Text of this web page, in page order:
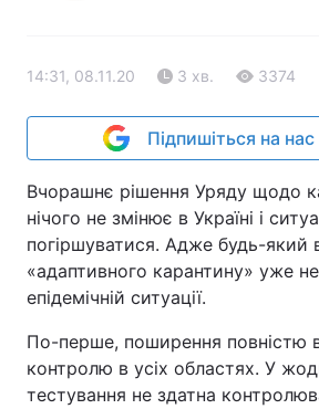
14:31, 08.11.20 3 хв. 3374
Підпишіться на
Вчорашнє рішення Уряду щодо
нічого не змінює в Україні і
погіршуватися. Адже будь-який
«адаптивного карантину» уже
епідемічній ситуації.
По-перше, поширення повністю
контролю в усіх областях. У
тестування не здатна